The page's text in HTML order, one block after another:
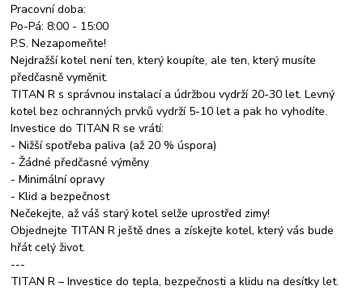
Pracovní doba:
Po-Pá: 8:00 - 15:00
P.S. Nezapomeňte!
Nejdražší kotel není ten, který koupíte, ale ten, který musíte
předčasně vyměnit.
TITAN R s správnou instalací a údržbou vydrží 20-30 let. Levný
kotel bez ochranných prvků vydrží 5-10 let a pak ho vyhodíte.
Investice do TITAN R se vrátí:
- Nižší spotřeba paliva (až 20 % úspora)
- Žádné předčasné výměny
- Minimální opravy
- Klid a bezpečnost
Nečekejte, až váš starý kotel selže uprostřed zimy!
Objednejte TITAN R ještě dnes a získejte kotel, který vás bude
hřát celý život.
---
TITAN R – Investice do tepla, bezpečnosti a klidu na desítky let.